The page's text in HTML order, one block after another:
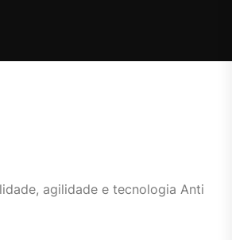
agilidade e tecnologia Anti